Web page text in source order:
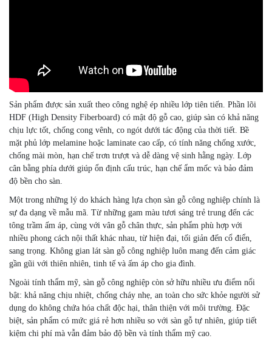
Sản phẩm được sản xuất theo công nghệ ép nhiều lớp tiên tiến. Phần lõi
HDF (High Density Fiberboard) có mật độ gỗ cao, giúp sàn có khả năng
chịu lực tốt, chống cong vênh, co ngót dưới tác động của thời tiết. Bề
mặt phủ lớp melamine hoặc laminate cao cấp, có tính năng chống xước,
chống mài mòn, hạn chế trơn trượt và dễ dàng vệ sinh hằng ngày. Lớp
cân bằng phía dưới giúp ổn định cấu trúc, hạn chế ẩm mốc và bảo đảm
độ bền cho sàn.
Một trong những lý do khách hàng lựa chọn sàn gỗ công nghiệp chính là
sự đa dạng về mẫu mã. Từ những gam màu tươi sáng trẻ trung đến các
tông trầm ấm áp, cùng với vân gỗ chân thực, sản phẩm phù hợp với
nhiều phong cách nội thất khác nhau, từ hiện đại, tối giản đến cổ điển,
sang trọng. Không gian lát sàn gỗ công nghiệp luôn mang đến cảm giác
gần gũi với thiên nhiên, tinh tế và ấm áp cho gia đình.
Ngoài tính thẩm mỹ, sàn gỗ công nghiệp còn sở hữu nhiều ưu điểm nổi
bật: khả năng chịu nhiệt, chống cháy nhẹ, an toàn cho sức khỏe người sử
dụng do không chứa hóa chất độc hại, thân thiện với môi trường. Đặc
biệt, sản phẩm có mức giá rẻ hơn nhiều so với sàn gỗ tự nhiên, giúp tiết
kiệm chi phí mà vẫn đảm bảo độ bền và tính thẩm mỹ cao.